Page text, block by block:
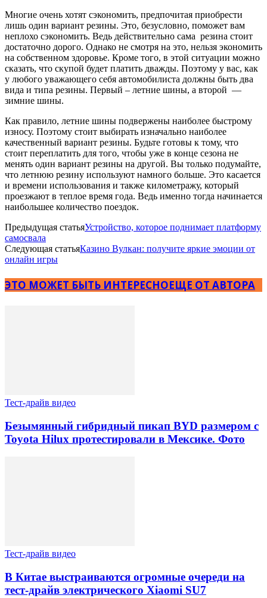
Многие очень хотят сэкономить, предпочитая приобрести
лишь один вариант резины. Это, безусловно, поможет вам
неплохо сэкономить. Ведь действительно сама резина стоит
достаточно дорого. Однако не смотря на это, нельзя экономить
на собственном здоровье. Кроме того, в этой ситуации можно
сказать, что скупой будет платить дважды. Поэтому у вас, как
у любого уважающего себя автомобилиста должны быть два
вида и типа резины. Первый – летние шины, а второй —
зимние шины.
Как правило, летние шины подвержены наиболее быстрому
износу. Поэтому стоит выбирать изначально наиболее
качественный вариант резины. Будьте готовы к тому, что
стоит переплатить для того, чтобы уже в конце сезона не
менять один вариант резины на другой. Вы только подумайте,
что летнюю резину используют намного больше. Это касается
и времени использования и также километражу, который
проезжают в теплое время года. Ведь именно тогда начинается
наибольшее количество поездок.
Предыдущая статьяУстройство, которое поднимает платформу
самосвала
Следующая статьяКазино Вулкан: получите яркие эмоции от
онлайн игры
ЭТО МОЖЕТ БЫТЬ ИНТЕРЕСНОЕЩЕ ОТ АВТОРА
Тест-драйв видео
Безымянный гибридный пикап BYD размером с
Toyota Hilux протестировали в Мексике. Фото
Тест-драйв видео
В Китае выстраиваются огромные очереди на
тест-драйв электрического Xiaomi SU7